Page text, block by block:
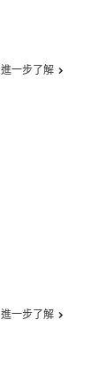
進一步了解
進一步了解